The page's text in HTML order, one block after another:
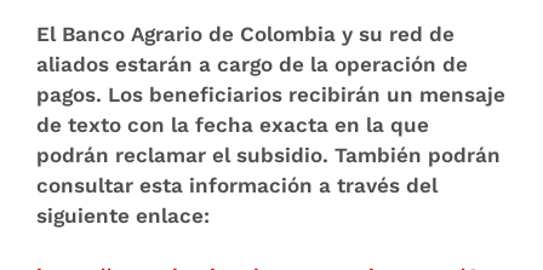
El Banco Agrario de Colombia y su red de
aliados estarán a cargo de la operación de
pagos. Los beneficiarios recibirán un mensaje
de texto con la fecha exacta en la que
podrán reclamar el subsidio. También podrán
consultar esta información a través del
siguiente enlace: